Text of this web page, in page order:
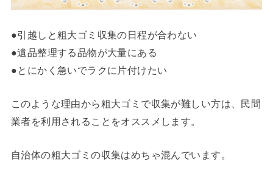
●引越しと粗大ゴミ収集の日程が合わない
●遺品整理する品物が大量にある
●とにかく急いでラクに片付けたい
このような理由から粗大ゴミで収集が難しい方は、民間
業者を利用されることをオススメします。
自治体の粗大ゴミの収集はめちゃ混んでいます。